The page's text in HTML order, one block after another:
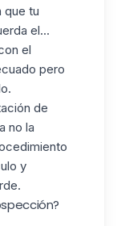
que tu
el...
el
pero
de
no la
y